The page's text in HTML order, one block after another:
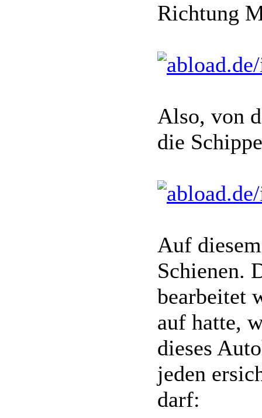
Richtung
Also, von
die
Auf
Schienen.
bearbeitet
auf hatte,
dieses
jeden
darf: